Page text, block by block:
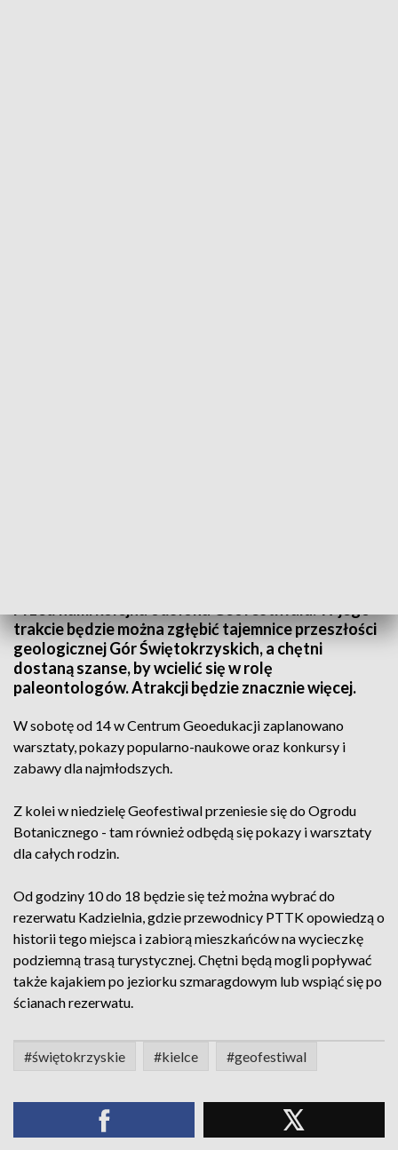
trakcie będzie można zgłębić tajemnice przeszłości
geologicznej Gór Świętokrzyskich, a chętni
dostaną szanse, by wcielić się w rolę
paleontologów. Atrakcji będzie znacznie więcej.
W sobotę od 14 w Centrum Geoedukacji zaplanowano
warsztaty, pokazy popularno-naukowe oraz konkursy i
zabawy dla najmłodszych.
Z kolei w niedzielę Geofestiwal przeniesie się do Ogrodu
Botanicznego - tam również odbędą się pokazy i warsztaty
dla całych rodzin.
Od godziny 10 do 18 będzie się też można wybrać do
rezerwatu Kadzielnia, gdzie przewodnicy PTTK opowiedzą o
historii tego miejsca i zabiorą mieszkańców na wycieczkę
podziemną trasą turystycznej. Chętni będą mogli popływać
także kajakiem po jeziorku szmaragdowym lub wspiąć się po
ścianach rezerwatu.
#świętokrzyskie #kielce #geofestiwal